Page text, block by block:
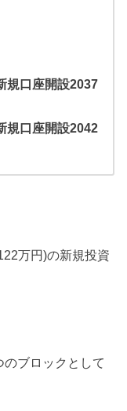
規口座開設2037
規口座開設2042
万円)の新規投資
ブロックとして